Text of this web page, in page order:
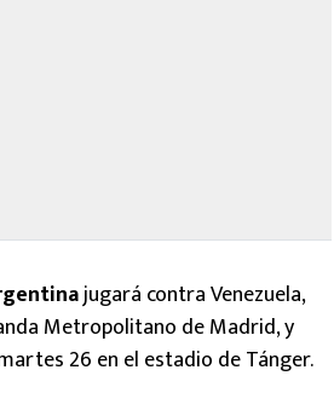
jugará contra Venezuela,
Metropolitano de Madrid, y
26 en el estadio de Tánger.